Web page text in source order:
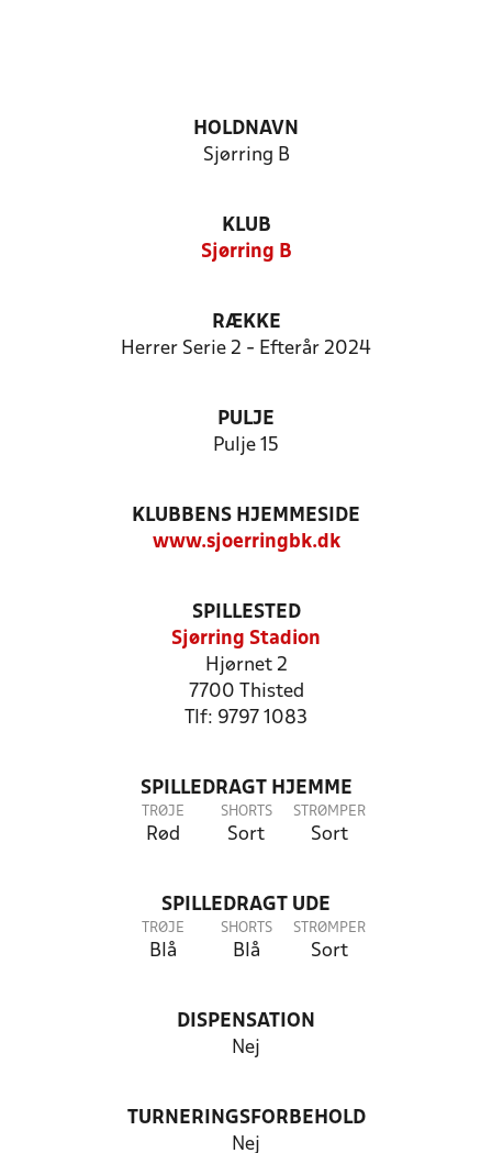
HOLDNAVN
Sjørring B
KLUB
Sjørring B
RÆKKE
Herrer Serie 2 - Efterår 2024
PULJE
Pulje 15
KLUBBENS HJEMMESIDE
www.sjoerringbk.dk
SPILLESTED
Sjørring Stadion
Hjørnet 2
7700 Thisted
Tlf: 9797 1083
SPILLEDRAGT HJEMME
TRØJE
Rød
SHORTS
Sort
STRØMPER
Sort
SPILLEDRAGT UDE
TRØJE
Blå
SHORTS
Blå
STRØMPER
Sort
DISPENSATION
Nej
TURNERINGSFORBEHOLD
Nej